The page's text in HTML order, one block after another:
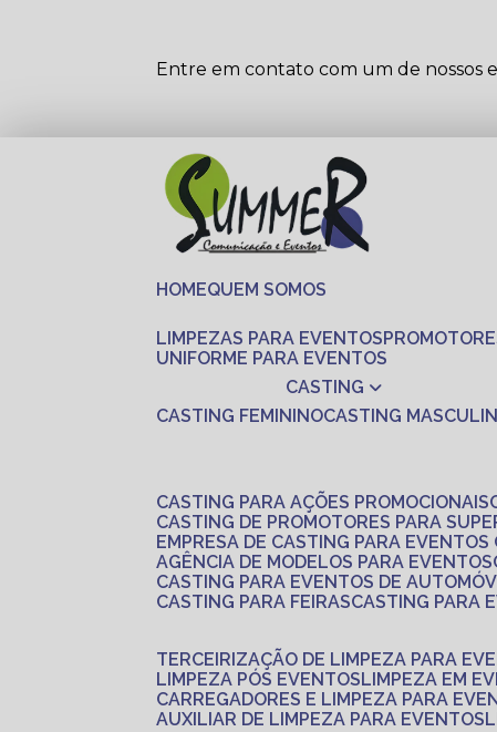
Entre em contato com um de nossos
HOME
QUEM SOMOS
LIMPEZAS PARA EVENTOS
UNIFORME PARA EVENTOS
CASTING
CASTING FEMININO CASTING
CASTING PARA AÇÕES PROMOCIONAIS
CASTING DE PROMOTORES PARA
EMPRESA DE CASTING PARA
AGÊNCIA DE MODELOS PARA EVENTOS
CASTING PARA EVENTOS DE
CASTING PARA FEIRAS
CASTING PARA
TERCEIRIZAÇÃO DE LIMPEZA PARA
LIMPEZA PÓS EVENTOS
LIMPEZA EM
CARREGADORES E LIMPEZA PARA
AUXILIAR DE LIMPEZA PARA EVENTOS